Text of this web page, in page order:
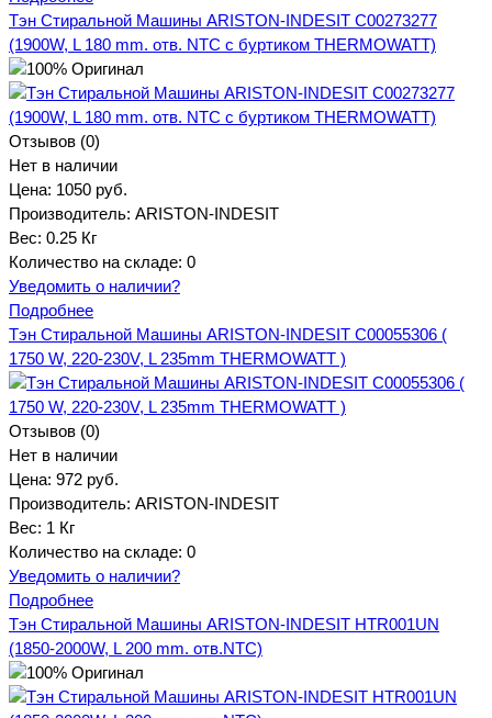
Тэн Стиральной Машины ARISTON-INDESIT C00273277
(1900W, L 180 mm. отв. NTC с буртиком THERMOWATT)
Отзывов (0)
Нет в наличии
Цена: 1050 руб.
Производитель: ARISTON-INDESIT
Вес: 0.25 Кг
Количество на складе: 0
Уведомить о наличии?
Подробнее
Тэн Стиральной Машины ARISTON-INDESIT C00055306 (
1750 W, 220-230V, L 235mm THERMOWATT )
Отзывов (0)
Нет в наличии
Цена: 972 руб.
Производитель: ARISTON-INDESIT
Вес: 1 Кг
Количество на складе: 0
Уведомить о наличии?
Подробнее
Тэн Стиральной Машины ARISTON-INDESIT HTR001UN
(1850-2000W, L 200 mm. отв.NTC)